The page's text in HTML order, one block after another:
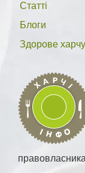
Статті
Блоги
Здорове